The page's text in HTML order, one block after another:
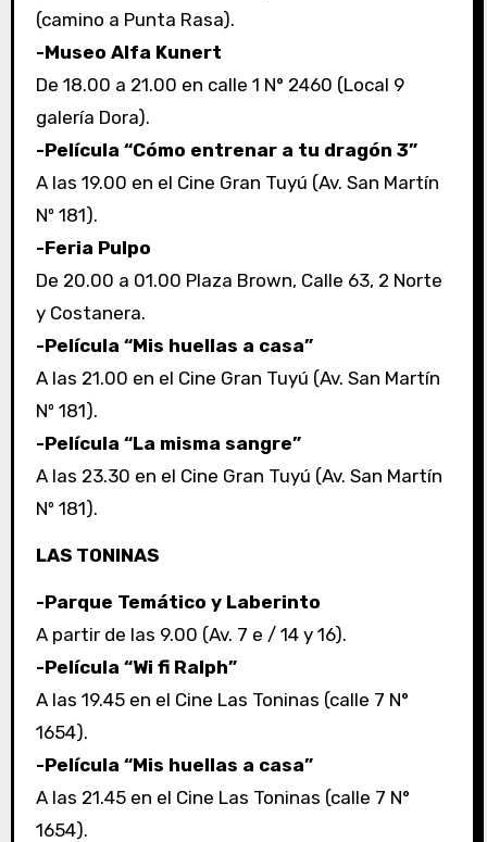
(camino a Punta Rasa).
-Museo Alfa Kunert
De 18.00 a 21.00 en calle 1 N° 2460 (Local 9
galería Dora).
-Película “Cómo entrenar a tu dragón 3”
A las 19.00 en el Cine Gran Tuyú (Av. San Martín
Nº 181).
-Feria Pulpo
De 20.00 a 01.00 Plaza Brown, Calle 63, 2 Norte
y Costanera.
-Película “Mis huellas a casa”
A las 21.00 en el Cine Gran Tuyú (Av. San Martín
Nº 181).
-Película “La misma sangre”
A las 23.30 en el Cine Gran Tuyú (Av. San Martín
Nº 181).
LAS TONINAS
-Parque Temático y Laberinto
A partir de las 9.00 (Av. 7 e / 14 y 16).
-Película “Wi fi Ralph”
A las 19.45 en el Cine Las Toninas (calle 7 N°
1654).
-Película “Mis huellas a casa”
A las 21.45 en el Cine Las Toninas (calle 7 N°
1654).